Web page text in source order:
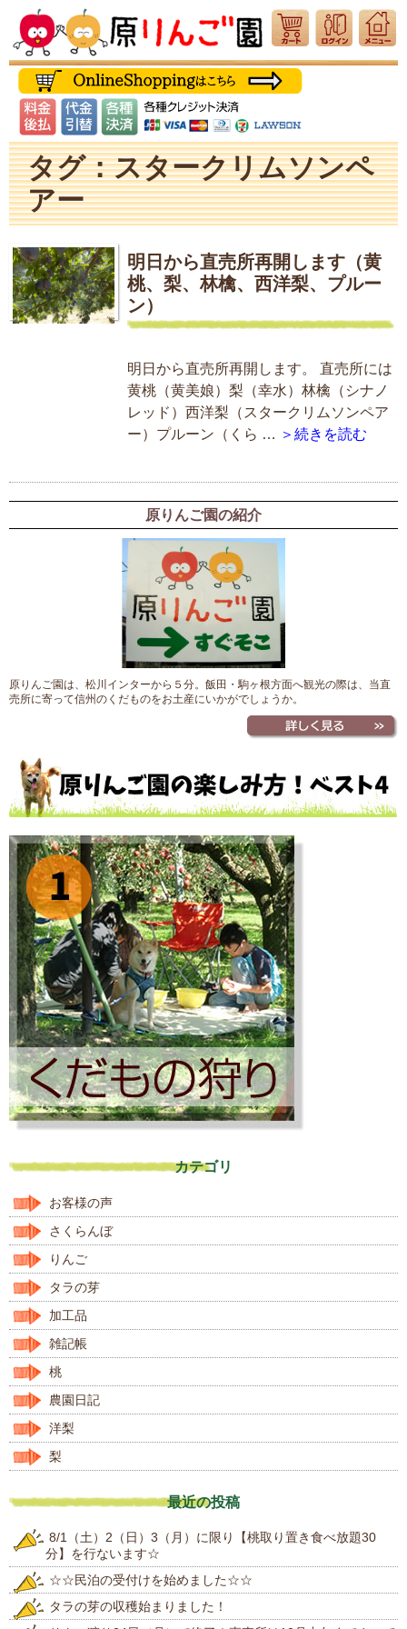
タグ：スタークリムソンペ
アー
明日から直売所再開します（黄
桃、梨、林檎、西洋梨、プルー
ン）
明日から直売所再開します。 直売所には
黄桃（黄美娘）梨（幸水）林檎（シナノ
レッド）西洋梨（スタークリムソンペア
ー）プルーン（くら … ＞続きを読む
原りんご園の紹介
原りんご園は、松川インターから５分。飯田・駒ヶ根方面へ観光の際は、当直
売所に寄って信州のくだものをお土産にいかがでしょうか。
カテゴリ
お客様の声
さくらんぼ
りんご
タラの芽
加工品
雑記帳
桃
農園日記
洋梨
梨
最近の投稿
8/1（土）2（日）3（月）に限り【桃取り置き食べ放題30
分】を行ないます☆
☆☆民泊の受付けを始めました☆☆
タラの芽の収穫始まりました！